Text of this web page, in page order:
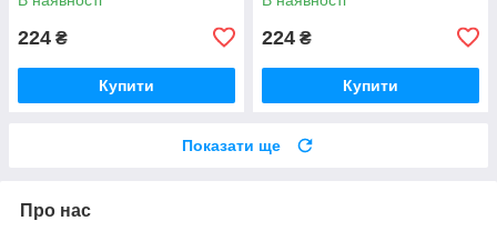
224 ₴
Купити
224 ₴
Купити
Показати ще
Про нас